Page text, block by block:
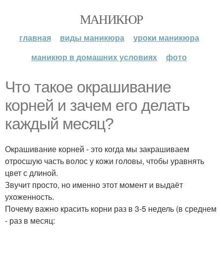
МАНИКЮР
главная виды маникюра
уроки маникюра
маникюр в домашних условиях
фото
Что такое окрашивание
корней и зачем его делать
каждый месяц?
Окрашивание корней - это когда мы закрашиваем
отросшую часть волос у кожи головы, чтобы уравнять
цвет с длиной.
Звучит просто, но именно этот момент и выдаёт
ухоженность.
Почему важно красить корни раз в 3-5 недель (в среднем
- раз в месяц: